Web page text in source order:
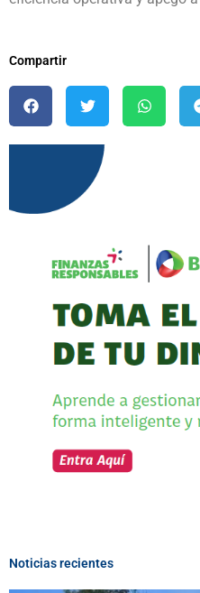
Compartir
Noticias recientes